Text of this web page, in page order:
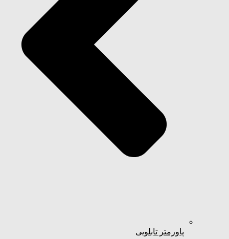
پاورمتر تابلویی